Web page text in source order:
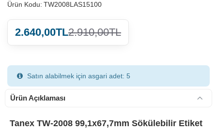
Ürün Kodu: TW2008LAS15100
2.640,00TL2.910,00TL
Satın alabilmek için asgari adet: 5
Ürün Açıklaması
Tanex TW-2008 99,1x67,7mm Sökülebilir Etiket